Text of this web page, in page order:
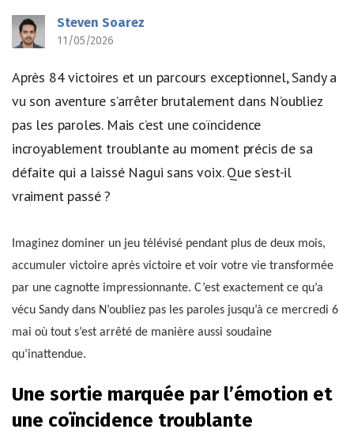
Steven Soarez
11/05/2026
Après 84 victoires et un parcours exceptionnel, Sandy a
vu son aventure s’arrêter brutalement dans N’oubliez
pas les paroles. Mais c’est une coïncidence
incroyablement troublante au moment précis de sa
défaite qui a laissé Nagui sans voix. Que s’est-il
vraiment passé ?
Imaginez dominer un jeu télévisé pendant plus de deux mois,
accumuler victoire après victoire et voir votre vie transformée
par une cagnotte impressionnante. C’est exactement ce qu’a
vécu Sandy dans N’oubliez pas les paroles jusqu’à ce mercredi 6
mai où tout s’est arrêté de manière aussi soudaine
qu’inattendue.
Une sortie marquée par l’émotion et
une coïncidence troublante